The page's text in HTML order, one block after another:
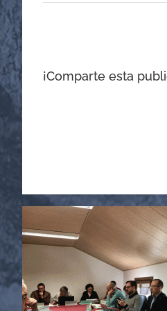
¡Comparte esta